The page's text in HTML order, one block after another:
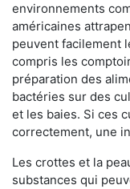
environnements
américaines
peuvent facilement
compris les
préparation des
bactéries sur des
et les baies. Si ces
correctement, une
Les crottes et la
substances qui